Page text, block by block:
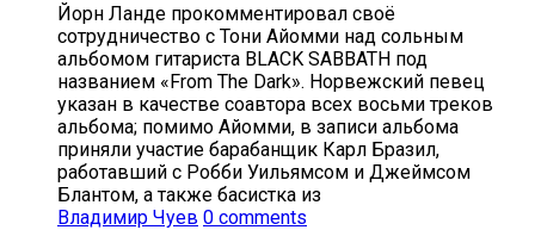
Йорн Ланде прокомментировал своё
сотрудничество с Тони Айомми над сольным
альбомом гитариста BLACK SABBATH под
названием «From The Dark». Норвежский певец
указан в качестве соавтора всех восьми треков
альбома; помимо Айомми, в записи альбома
приняли участие барабанщик Карл Бразил,
работавший с Робби Уильямсом и Джеймсом
Блантом, а также басистка из
Владимир Чуев 0 comments